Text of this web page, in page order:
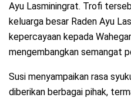
Ayu Lasminingrat. Trofi
keluarga besar Raden Ayu
kepercayaan kepada
mengembangkan semangat
Susi menyampaikan rasa
diberikan berbagai pihak,